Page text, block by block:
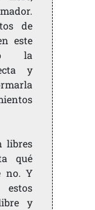
de
este
la
y
libres
qué
no. Y
y